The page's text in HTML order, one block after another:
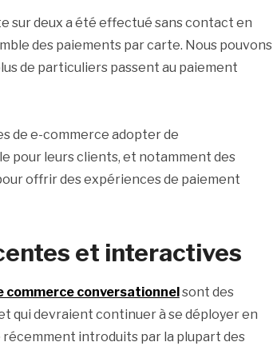
sur deux a été effectué sans contact en
des paiements par carte. Nous pouvons
de particuliers passent au paiement
de e-commerce adopter de
pour leurs clients, et notamment des
offrir des expériences de paiement
et interactives
commerce conversationnelsont des
qui devraient continuer à se déployer en
introduits par la plupart des